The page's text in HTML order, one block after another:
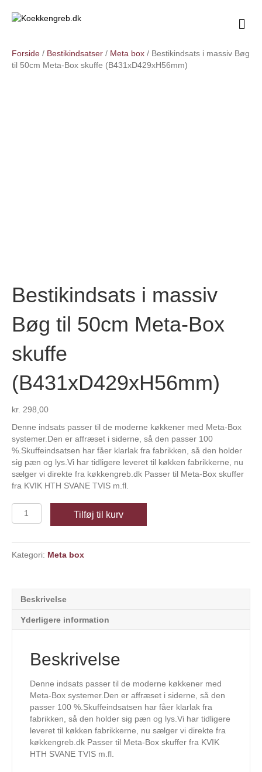
u
Forside / Bestikindsatser / Meta box / Bestikindsats i massiv Bøg
til 50cm Meta-Box skuffe (B431xD429xH56mm)
Bestikindsats i massiv
Bøg til 50cm Meta-Box
skuffe
(B431xD429xH56mm)
kr. 298,00
Denne indsats passer til de moderne køkkener med Meta-Box
systemer.Den er affræset i siderne, så den passer 100
%.Skuffeindsatsen har fåer klarlak fra fabrikken, så den holder
sig pæn og lys.Vi har tidligere leveret til køkken fabrikkerne, nu
sælger vi direkte fra køkkengreb.dk Passer til Meta-Box skuffer
fra KVIK HTH SVANE TVIS m.fl.
Bestikindsats
i
Bøg
til
Box
skuffe
antal
Tilføj til kurv
Kategori: Meta box
Beskrivelse
Yderligere information
Beskrivelse
Denne indsats passer til de moderne køkkener med
Meta-Box systemer.Den er affræset i siderne, så den
passer 100 %.Skuffeindsatsen har fåer klarlak fra
fabrikken, så den holder sig pæn og lys.Vi har tidligere
leveret til køkken fabrikkerne, nu sælger vi direkte fra
køkkengreb.dk Passer til Meta-Box skuffer fra KVIK
HTH SVANE TVIS m.fl.